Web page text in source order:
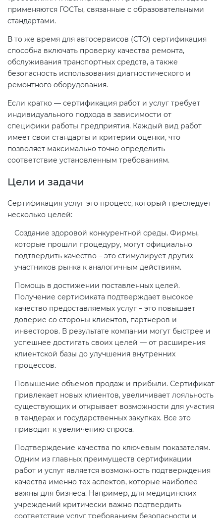
применяются ГОСТы, связанные с образовательными
стандартами.
В то же время для автосервисов (СТО) сертификация
способна включать проверку качества ремонта,
обслуживания транспортных средств, а также
безопасность использования диагностического и
ремонтного оборудования.
Если кратко — сертификация работ и услуг требует
индивидуального подхода в зависимости от
специфики работы предприятия. Каждый вид работ
имеет свои стандарты и критерии оценки, что
позволяет максимально точно определить
соответствие установленным требованиям.
Цели и задачи
Сертификация услуг это процесс, который преследует
несколько целей:
Создание здоровой конкурентной среды. Фирмы,
которые прошли процедуру, могут официально
подтвердить качество – это стимулирует других
участников рынка к аналогичным действиям.
Помощь в достижении поставленных целей.
Получение сертификата подтверждает высокое
качество предоставляемых услуг – это повышает
доверие со стороны клиентов, партнеров и
инвесторов. В результате компании могут быстрее и
успешнее достигать своих целей — от расширения
клиентской базы до улучшения внутренних
процессов.
Повышение объемов продаж и прибыли. Сертификат
привлекает новых клиентов, увеличивает лояльность
существующих и открывает возможности для участия
в тендерах и государственных закупках. Все это
приводит к увеличению спроса.
Подтверждение качества по ключевым показателям.
Одним из главных преимуществ сертификации
работ и услуг является возможность подтверждения
качества именно тех аспектов, которые наиболее
важны для бизнеса. Например, для медицинских
учреждений критически важно подтвердить
соответствие услуг требованиям безопасности и